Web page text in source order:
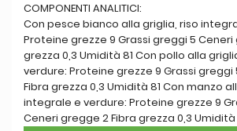
COMPONENTI ANALITICI:
Con pesce bianco alla griglia, riso
Proteine grezze 9 Grassi greggi 5 Ceneri
grezza 0,3 Umidità 81 Con pollo alla
verdure: Proteine grezze 9 Grassi
Fibra grezza 0,3 Umidità 81 Con manzo
integrale e verdure: Proteine grezze 9
Ceneri gregge 2 Fibra grezza 0,3 Umidità